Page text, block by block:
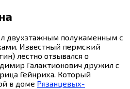
двухэтажным полукаменным с
Известный пермский
лестно отзывался о
Галактионович дружил с
Гейнриха. Который
в доме Рязанцевых-